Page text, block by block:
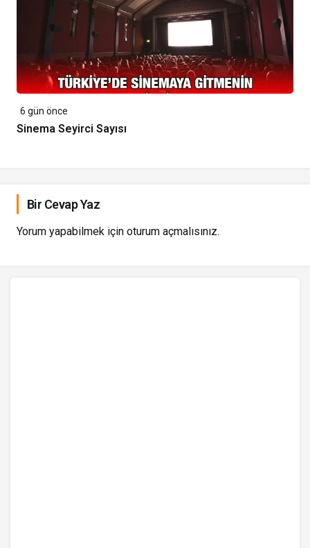
6 gün önce
Sinema Seyirci Sayısı
Bir Cevap Yaz
Yorum yapabilmek için oturum açmalısınız.